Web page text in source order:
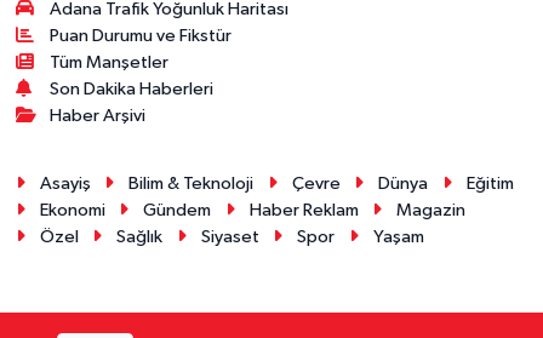
Adana Trafik Yoğunluk Haritası
Puan Durumu ve Fikstür
Tüm Manşetler
Son Dakika Haberleri
Haber Arşivi
Asayiş Bilim & Teknoloji Çevre Dünya
Eğitim
Ekonomi
Gündem Haber Reklam
Magazin
Özel
Sağlık Siyaset Spor Yaşam